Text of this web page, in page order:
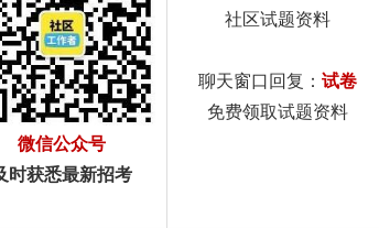
微信公众号
时获悉最新招考
社区试题资料
聊天窗口回复： 试卷
免费领取试题资料